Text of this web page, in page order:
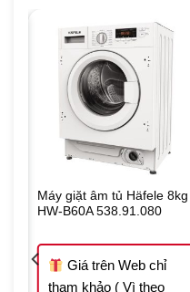
Máy giặt âm tủ Häfele 8kg
HW-B60A 538.91.080
Giá trên Web chỉ
tham khảo ( Vì theo